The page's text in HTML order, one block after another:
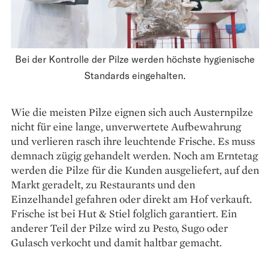
Bei der Kontrolle der Pilze werden höchste hygienische
Standards eingehalten.
Wie die meisten Pilze eignen sich auch Austernpilze
nicht für eine lange, unverwertete Aufbewahrung
und verlieren rasch ihre leuchtende Frische. Es muss
demnach zügig gehandelt werden. Noch am Erntetag
werden die Pilze für die Kunden ausgeliefert, auf den
Markt geradelt, zu Restaurants und den
Einzelhandel gefahren oder direkt am Hof verkauft.
Frische ist bei Hut & Stiel folglich garantiert. Ein
anderer Teil der Pilze wird zu Pesto, Sugo oder
Gulasch verkocht und damit haltbar gemacht.